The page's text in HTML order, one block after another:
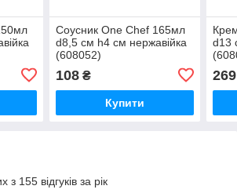
Соусник One Chef 165мл
d8,5 см h4 см нержавійка
(608052)
108₴
Купити
d13
269
з 155 відгуків за рік